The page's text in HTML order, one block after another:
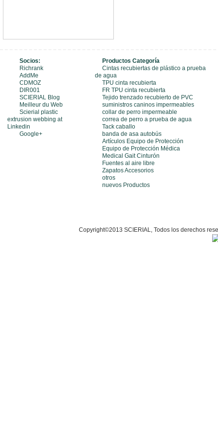
Socios:
Richrank
AddMe
CDMOZ
DIR001
SCIERIAL Blog
Meilleur du Web
Scierial plastic
extrusion webbing at
Linkedin
Google+
Productos Categoría
Cintas recubiertas de plástico a prueba
de agua
TPU cinta recubierta
FR TPU cinta recubierta
Tejido trenzado recubierto de PVC
suministros caninos impermeables
collar de perro impermeable
correa de perro a prueba de agua
Tack caballo
banda de asa autobús
Artículos Equipo de Protección
Equipo de Protección Médica
Medical Gait Cinturón
Fuentes al aire libre
Zapatos Accesorios
otros
nuevos Productos
Copyright©2013 SCIERIAL, Todos los derechos